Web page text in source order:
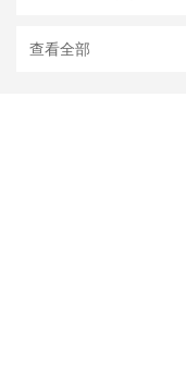
查看全部